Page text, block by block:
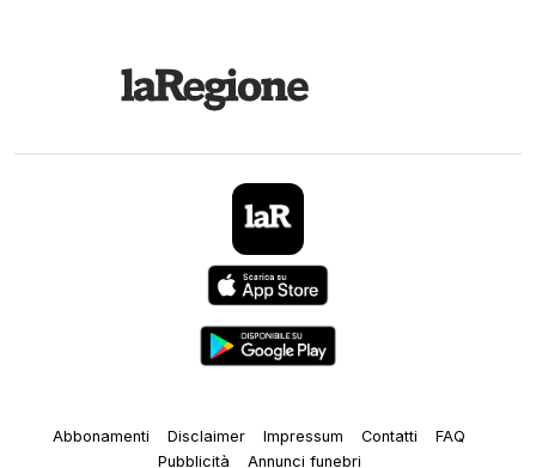
Abbonamenti Disclaimer Impressum Contatti
FAQ
Pubblicità
Annunci funebri